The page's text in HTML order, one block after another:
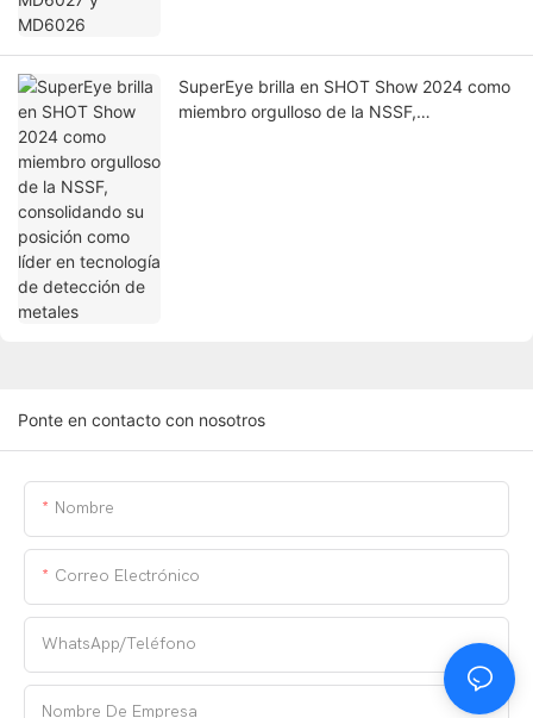
SuperEye brilla en SHOT Show 2024 como
miembro orgulloso de la NSSF,
Ponte en contacto con nosotros
Nombre
Correo Electrónico
WhatsApp/teléfono
Nombre De Empresa